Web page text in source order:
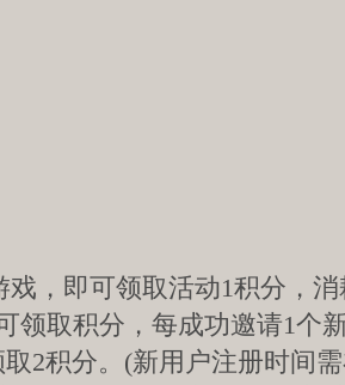
，即可领取活动1积分，
取积分，每成功邀请1个
2积分。(新用户注册时间